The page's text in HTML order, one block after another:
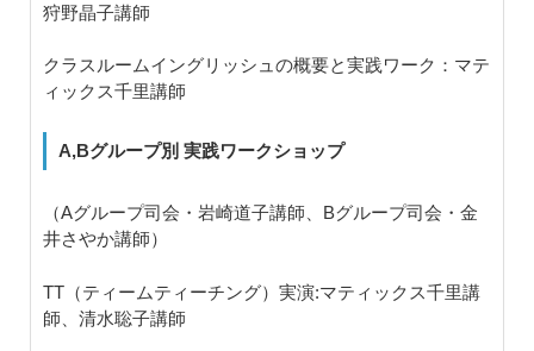
狩野晶子講師
クラスルームイングリッシュの概要と実践ワーク：マテ
ィックス千里講師
A,Bグループ別 実践ワークショップ
（Aグループ司会・岩崎道子講師、Bグループ司会・金
井さやか講師）
TT（ティームティーチング）実演:マティックス千里講
師、清水聡子講師